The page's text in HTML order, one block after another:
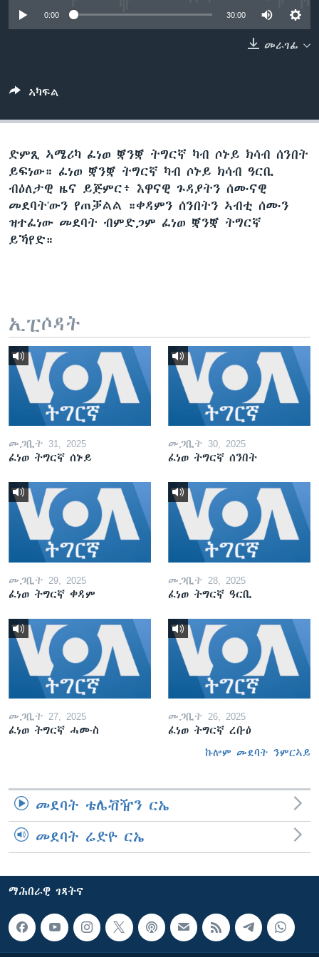
ቂሔ ጽልሚ
ቋንቋታት
0:00 30:00
መራገፊ
ኣካፍል
ድምጺ ኣሜሪካ ፈነወ ቛንቛ ትግርኛ ካብ ሶኑይ ክሳብ ሰንበት
ይፍነው። ፈነወ ቛንቛ ትግርኛ ካብ ሶኑይ ክሳብ ዓርቢ
ብዕለታዊ ዜና ይጅምር፥ እዋናዊ ጉዳያትን ሰሙናዊ
መደባት'ውን የጠቓልል ።ቀዳምን ሰንበትን ኣብቲ ሰሙን
ዝተፈነው መደባት ብምድጋም ፈነወ ቛንቛ ትግርኛ
ይኻየድ።
ኢፒሶዳት
መጋቢት 31, 2025
ፈነወ ትግርኛ ሰኑይ
መጋቢት 30, 2025
ፈነወ ትግርኛ ሰንበት
መጋቢት 29, 2025
ፈነወ ትግርኛ ቀዳም
መጋቢት 28, 2025
ፈነወ ትግርኛ ዓርቢ
መጋቢት 27, 2025
ፈነወ ትግርኛ ሓሙስ
መጋቢት 26, 2025
ፈነወ ትግርኛ ረቡዕ
ኩሎም መደባት ንምርኣይ
መደባት ቴሌቭዥን ርኤ
መደባት ሬድዮ ርኤ
ማሕበራዊ ገጻትና